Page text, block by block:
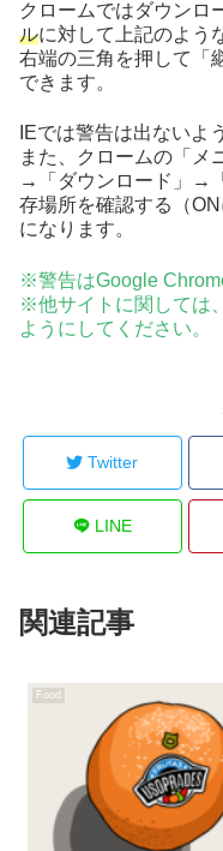
クロームではダウンロ
ルに対して上記のよう
右端の三角を押して「
できます。
IEでは警告は出ないよ
また、クロームの「
→「ダウンロード」→
存場所を確認する（
になります。
※警告はGoogle
※他サイトに関しては
ようにしてください。
Twitter
LINE
関連記事
Food